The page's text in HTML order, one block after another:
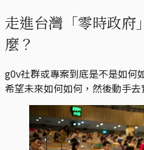
走進台灣「零時政府
麼？
g0v社群或專案到底是不是如何
希望未來如何如何，然後動手去